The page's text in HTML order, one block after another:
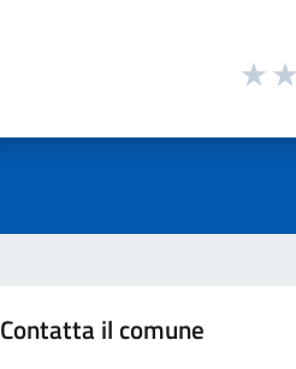
Contatta il comune